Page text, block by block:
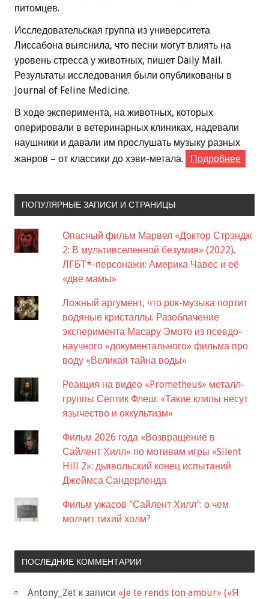
питомцев.
Исследовательская группа из университета
Лиссабона выяснила, что песни могут влиять на
уровень стресса у животных, пишет Daily Mail.
Результаты исследования были опубликованы в
Journal of Feline Medicine.
В ходе эксперимента, на животных, которых
оперировали в ветеринарных клиниках, надевали
наушники и давали им прослушать музыку разных
жанров – от классики до хэви-метала.
Подробнее
ПОПУЛЯРНЫЕ ЗАПИСИ И СТРАНИЦЫ
Опасный фильм Марвел «Доктор Стрэндж
2: В мультивселенной безумия» (2022).
ЛГБТ*-персонажи: Америка Чавес и её
«две мамы»
Ложный аргумент, что рок-музыка портит
водяные кристаллы. Разоблачение
эксперимента Масару Эмото из псевдо-
научного «документального» фильма про
воду «Великая тайна воды»
Реакция на видео «Prometheus» металл-
группы Септик Флеш: «Такие клипы несут
язычество и оккультизм»
Фильм 2026 года «Возвращение в
Сайлент Хилл» по мотивам игры «Silent
Hill 2»: дьявольский конец испытаний
Джеймса Сандерленда
Фильм ужасов "Сайлент Хилл": о чем
молчит тихий холм?
ПОСЛЕДНИЕ КОММЕНТАРИИ
Antony_Zet к записи «Je te rends ton amour» («Я